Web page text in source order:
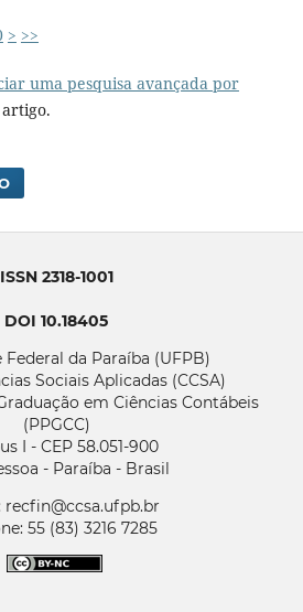
> >>
uma pesquisa avançada por
ISSN 2318-1001
DOI 10.18405
Federal da Paraíba (UFPB)
Sociais Aplicadas (CCSA)
em Ciências Contábeis
(PPGCC)
I - CEP 58.051-900
- Paraíba - Brasil
recfin@ccsa.ufpb.br
55 (83) 3216 7285